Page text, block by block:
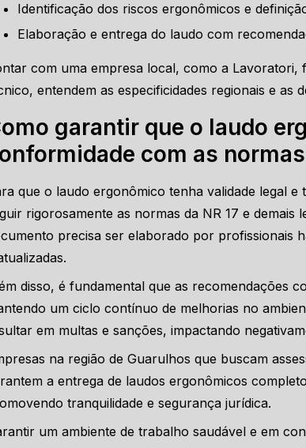
Identificação dos riscos ergonômicos e
Elaboração e entrega do laudo com
com uma empresa local, como a
entendem as especificidades regionais e as
garantir que o laudo
com as
que o laudo ergonômico tenha validade legal
rigorosamente as normas da NR 17 e demais
precisa ser elaborado por profissionais
disso, é fundamental que as recomendações
um ciclo contínuo de melhorias no
em multas e sanções, impactando
na região de Guarulhos que buscam
a entrega de laudos ergonômicos
tranquilidade e segurança jurídica.
um ambiente de trabalho saudável e em